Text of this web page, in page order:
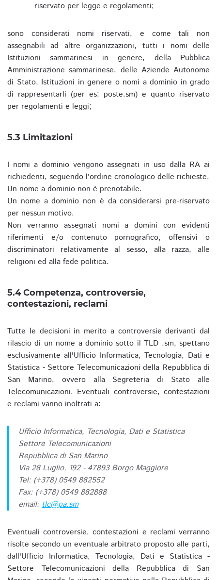
riservato per legge e regolamenti;
sono considerati nomi riservati, e come tali non
assegnabili ad altre organizzazioni, tutti i nomi delle
Istituzioni sammarinesi in genere, della Pubblica
Amministrazione sammarinese, delle Aziende Autonome
di Stato, Istituzioni in genere o nomi a dominio in grado
di rappresentarli (per es: poste.sm) e quanto riservato
per regolamenti e leggi;
5.3 Limitazioni
I nomi a dominio vengono assegnati in uso dalla RA ai
richiedenti, seguendo l'ordine cronologico delle richieste.
Un nome a dominio non è prenotabile.
Un nome a dominio non è da considerarsi pre-riservato
per nessun motivo.
Non verranno assegnati nomi a domini con evidenti
riferimenti e/o contenuto pornografico, offensivi o
discriminatori relativamente al sesso, alla razza, alle
religioni ed alla fede politica.
5.4 Competenza, controversie,
contestazioni, reclami
Tutte le decisioni in merito a controversie derivanti dal
rilascio di un nome a dominio sotto il TLD .sm, spettano
esclusivamente all'Ufficio Informatica, Tecnologia, Dati e
Statistica - Settore Telecomunicazioni della Repubblica di
San Marino, ovvero alla Segreteria di Stato alle
Telecomunicazioni. Eventuali controversie, contestazioni
e reclami vanno inoltrati a:
Ufficio Informatica, Tecnologia, Dati e Statistica
Settore Telecomunicazioni
Repubblica di San Marino
Via 28 Luglio, 192 - 47893 Borgo Maggiore
Tel: (+378) 0549 882552
Fax: (+378) 0549 882888
email: tlc@pa.sm
Eventuali controversie, contestazioni e reclami verranno
risolte secondo un eventuale arbitrato proposto alle parti,
dall'Ufficio Informatica, Tecnologia, Dati e Statistica -
Settore Telecomunicazioni della Repubblica di San